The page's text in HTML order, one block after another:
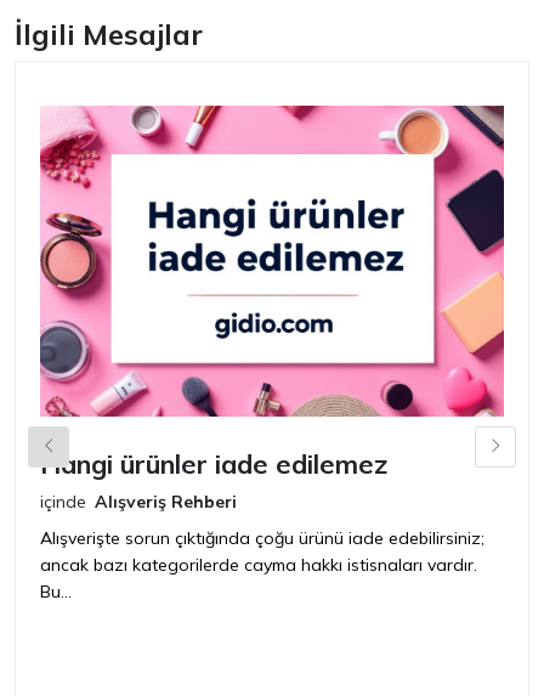
İlgili Mesajlar
Hangi ürünler iade edilemez
içinde Alışveriş Rehberi
Alışverişte sorun çıktığında çoğu ürünü iade edebilirsiniz;
ancak bazı kategorilerde cayma hakkı istisnaları vardır.
Bu...